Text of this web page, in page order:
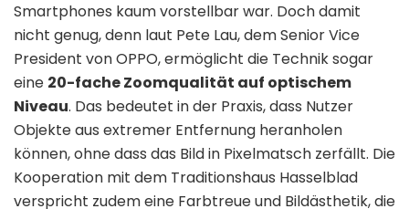
Smartphones kaum vorstellbar war. Doch damit
nicht genug, denn laut Pete Lau, dem Senior Vice
President von OPPO, ermöglicht die Technik sogar
eine 20-fache Zoomqualität auf optischem
Niveau. Das bedeutet in der Praxis, dass Nutzer
Objekte aus extremer Entfernung heranholen
können, ohne dass das Bild in Pixelmatsch zerfällt. Die
Kooperation mit dem Traditionshaus Hasselblad
verspricht zudem eine Farbtreue und Bildästhetik, die